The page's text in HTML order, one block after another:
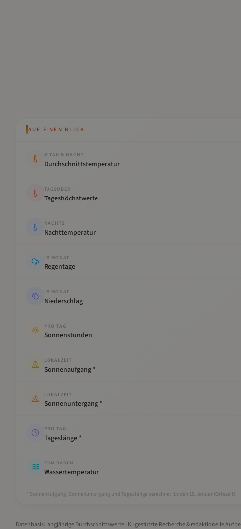
AUF EINEN BLICK
Ø TAG & NACHT
Durchschnittstemperatur
TAGSÜBER
Tageshöchstwerte
NACHTS
Nachttemperatur
IM MONAT
Regentage
IM MONAT
Niederschlag
PRO TAG
Sonnenstunden
LOKALZEIT
Sonnenaufgang *
LOKALZEIT
Sonnenuntergang *
PRO TAG
Tageslänge *
ZUM BADEN
Wassertemperatur
* Sonnenaufgang, Sonnenuntergang und Tageslänge berechnet für den 15. Januar (Ortszeit).
Datenbasis: langjährige Durchschnittswerte · KI-gestützte Recherche & redaktionelle